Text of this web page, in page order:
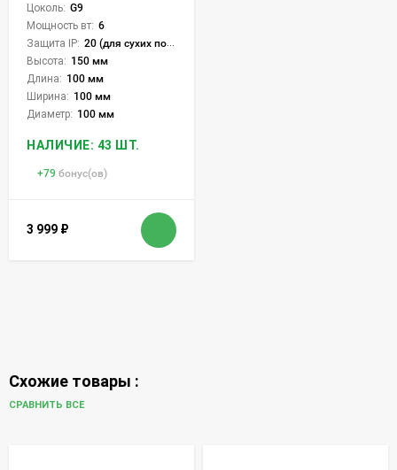
Цоколь: G9
Мощность вт: 6
Защита IP: 20 (для сухих пом.)
Высота: 150 мм
Длина: 100 мм
Ширина: 100 мм
Диаметр: 100 мм
НАЛИЧИЕ: 43 ШТ.
+79 бонус(ов)
3 999 ₽
Схожие товары :
СРАВНИТЬ ВСЕ